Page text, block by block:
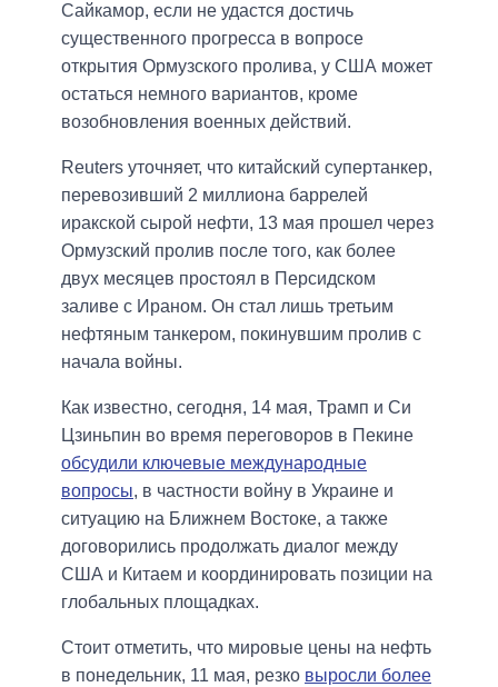
Сайкамор, если не удастся достичь
существенного прогресса в вопросе
открытия Ормузского пролива, у США может
остаться немного вариантов, кроме
возобновления военных действий.
Reuters уточняет, что китайский супертанкер,
перевозивший 2 миллиона баррелей
иракской сырой нефти, 13 мая прошел через
Ормузский пролив после того, как более
двух месяцев простоял в Персидском
заливе с Ираном. Он стал лишь третьим
нефтяным танкером, покинувшим пролив с
начала войны.
Как известно, сегодня, 14 мая, Трамп и Си
Цзиньпин во время переговоров в Пекине
обсудили ключевые международные
вопросы, в частности войну в Украине и
ситуацию на Ближнем Востоке, а также
договорились продолжать диалог между
США и Китаем и координировать позиции на
глобальных площадках.
Стоит отметить, что мировые цены на нефть
в понедельник, 11 мая, резко выросли более